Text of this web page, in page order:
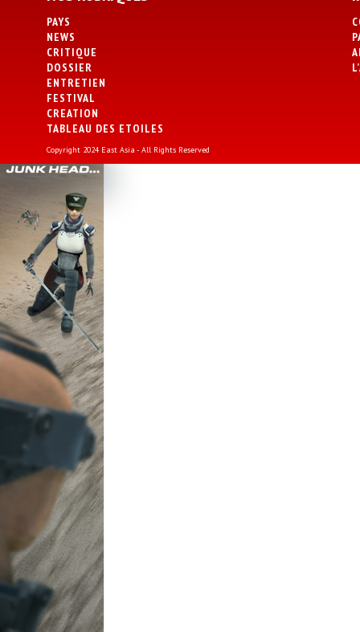
PAYS
NEWS
CRITIQUE
DOSSIER
ENTRETIEN
FESTIVAL
CREATION
TABLEAU DES ETOILES
Copyright 2024 East Asia - All Rights Reserved